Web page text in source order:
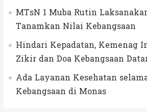
MTsN 1 Muba Rutin
Tanamkan Nilai Kebangsaan
Hindari Kepadatan, Kemenag
Zikir dan Doa Kebangsaan
Ada Layanan Kesehatan
Kebangsaan di Monas